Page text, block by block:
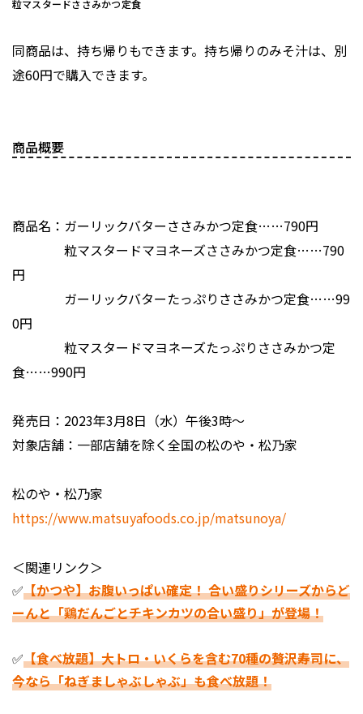
粒マスタードささみかつ定食
同商品は、持ち帰りもできます。持ち帰りのみそ汁は、別
途60円で購入できます。
商品概要
商品名：ガーリックバターささみかつ定食……790円
粒マスタードマヨネーズささみかつ定食……790
円
ガーリックバターたっぷりささみかつ定食……99
0円
粒マスタードマヨネーズたっぷりささみかつ定
食……990円
発売日：2023年3月8日（水）午後3時～
対象店舗：一部店舗を除く全国の松のや・松乃家
松のや・松乃家
https://www.matsuyafoods.co.jp/matsunoya/
＜関連リンク＞
✅【かつや】お腹いっぱい確定！ 合い盛りシリーズからど
ーんと「鶏だんごとチキンカツの合い盛り」が登場！
✅【食べ放題】大トロ・いくらを含む70種の贅沢寿司に、
今なら「ねぎましゃぶしゃぶ」も食べ放題！